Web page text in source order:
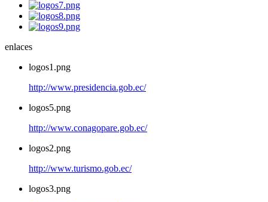
enlaces
logos1.png
http://www.presidencia.gob.ec/
logos5.png
http://www.conagopare.gob.ec/
logos2.png
http://www.turismo.gob.ec/
logos3.png